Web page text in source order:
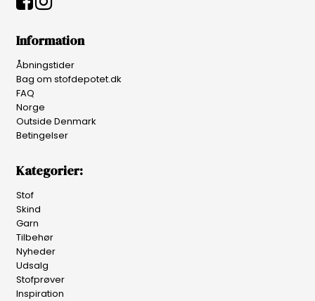
Information
Åbningstider
Bag om stofdepotet.dk
FAQ
Norge
Outside Denmark
Betingelser
Kategorier:
Stof
Skind
Garn
Tilbehør
Nyheder
Udsalg
Stofprøver
Inspiration